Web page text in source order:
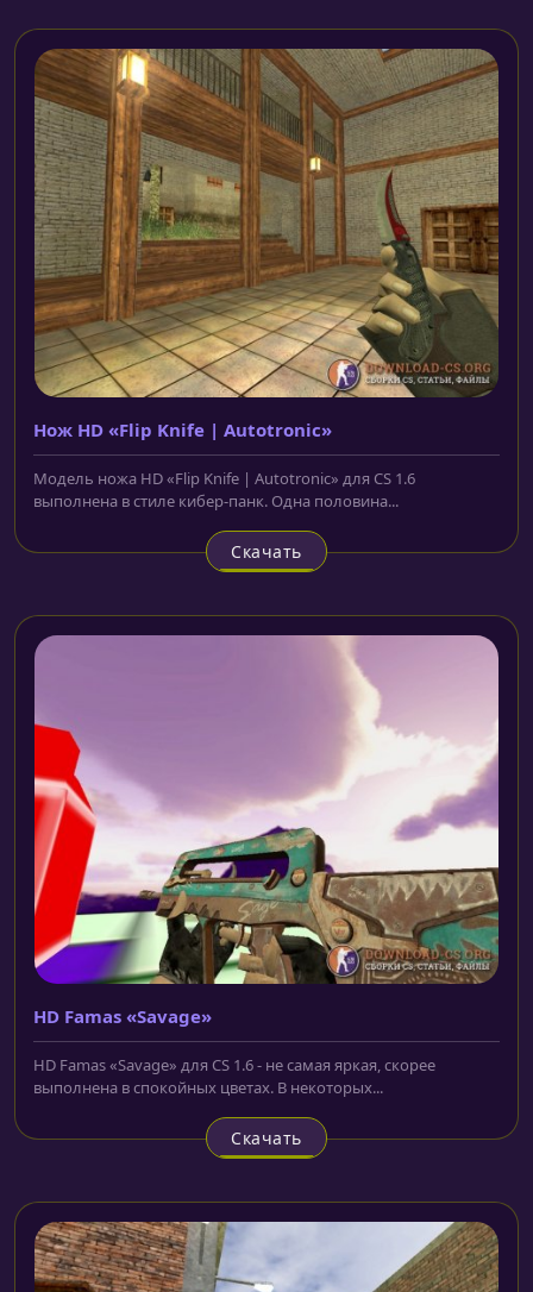
Нож HD «Flip Knife | Autotronic»
Модель ножа HD «Flip Knife | Autotronic» для CS 1.6
выполнена в стиле кибер-панк. Одна половина...
Скачать
HD Famas «Savage»
HD Famas «Savage» для CS 1.6 - не самая яркая, скорее
выполнена в спокойных цветах. В некоторых...
Скачать